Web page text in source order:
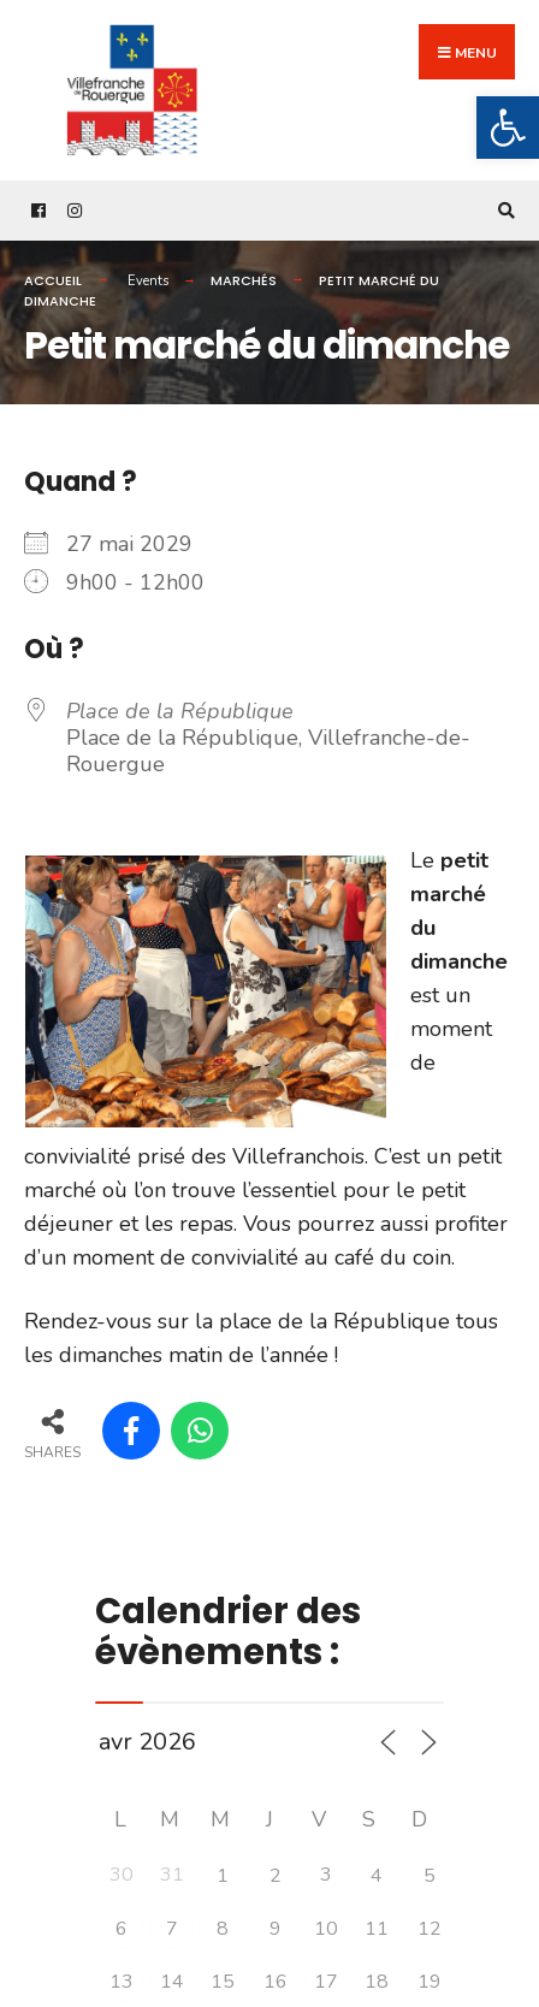
content
MENU
ACCUEIL Events MARCHÉS
PETIT MARCHÉ DU
DIMANCHE
Petit marché du dimanche
Quand ?
27 mai 2029
9h00 - 12h00
Où ?
Place de la République
Place de la République, Villefranche-de-
Rouergue
Le petit
marché
du
dimanche
est un
moment
de
convivialité prisé des Villefranchois. C’est un petit
marché où l’on trouve l’essentiel pour le petit
déjeuner et les repas. Vous pourrez aussi profiter
d’un moment de convivialité au café du coin.
Rendez-vous sur la place de la République tous
les dimanches matin de l’année !
SHARES
Calendrier des
évènements :
L M M J V S D
30 31 1 2 3 4
5
6
7 8 9 10 11
12
13
14 15 16 17 18
19